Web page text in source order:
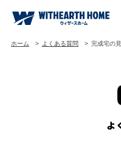
WITHEARTH
ホーム よくある質問 完成宅の
よ